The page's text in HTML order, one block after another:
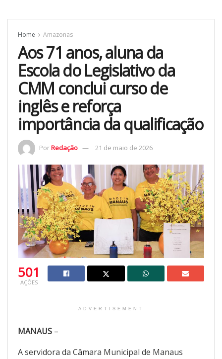
Home Amazonas
Aos 71 anos, aluna da
Escola do Legislativo da
CMM conclui curso de
inglês e reforça
importância da qualificação
PorRedação 21 de maio de 2026
501
AÇÕES
ADVERTISEMENT
MANAUS –
A servidora da Câmara Municipal de Manaus